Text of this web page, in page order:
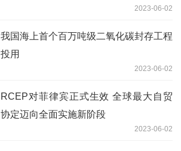
2023-06-02
我国海上首个百万吨级二氧化碳封存工程
投用
2023-06-02
RCEP对菲律宾正式生效 全球最大自贸
协定迈向全面实施新阶段
2023-06-02